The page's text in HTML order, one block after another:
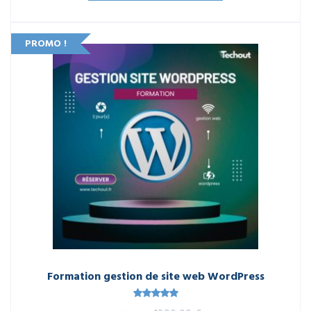
était :
est :
PROMO !
Formation gestion de site web WordPress
Note 5.00